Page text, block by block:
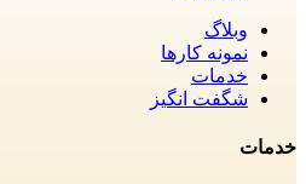
وبلاگ
نمونه کارها
خدمات
شگفت انگیز
خدمات